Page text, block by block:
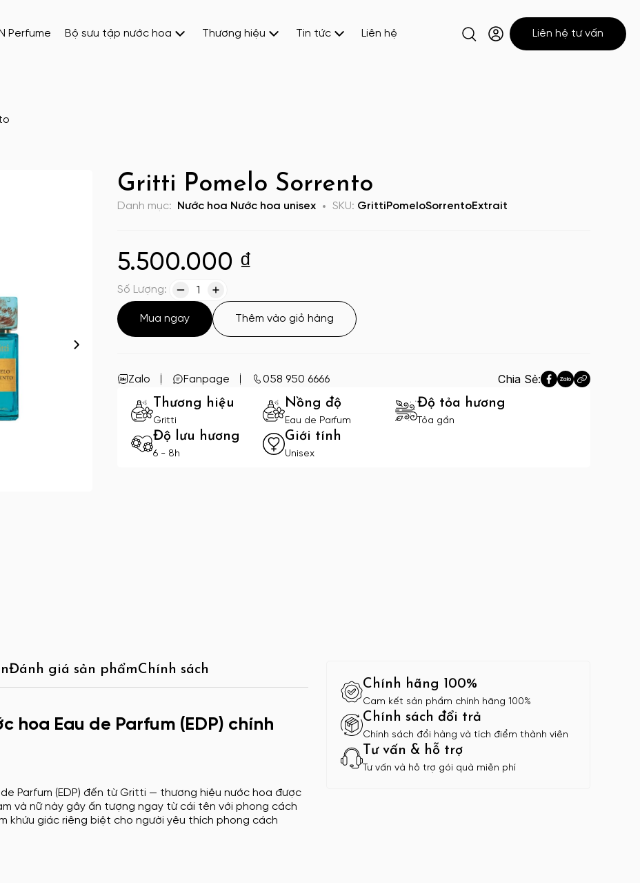
Perfume Bộ sưu tập nước hoa Thương hiệu Tin tức Liên hệ Liên hệ tư vấn
Gritti Pomelo Sorrento
Danh mục: Nước hoa Nước hoa unisex SKU: GrittiPomeloSorrentoExtrait
5.500.000 ₫
Số Lượng: 1
Mua ngay Thêm vào giỏ hàng
Zalo Fanpage 058 950 6666
Chia Sẻ:
Thương hiệu
Gritti
Nồng độ
Eau de Parfum
Độ tỏa hương
Tỏa gần
Độ lưu hương
6 - 8h
Giới tính
Unisex
Đánh giá sản phẩmChính sách
hoa Eau de Parfum (EDP) chính
Parfum (EDP) đến từ Gritti — thương hiệu nước hoa được
và nữ này gây ấn tượng ngay từ cái tên với phong cách
khứu giác riêng biệt cho người yêu thích phong cách
Chính hãng 100%
Cam kết sản phẩm chính hãng 100%
Chính sách đổi trả
Chính sách đổi hàng và tích điểm thành viên
Tư vấn & hỗ trợ
Tư vấn và hỗ trợ gói quà miễn phí